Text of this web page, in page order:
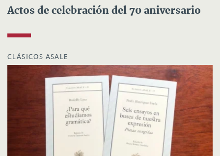
Actos de celebración del 70 aniversario
CLÁSICOS ASALE